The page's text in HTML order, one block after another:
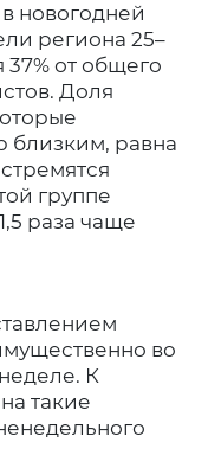
новогодней
региона 25–
от общего
Доля
близким, равна
группе
раза чаще
во
К
такие